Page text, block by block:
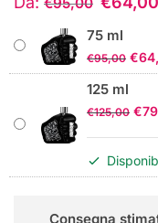
75 ml
€95,00 Il
era:
€
125 ml
€125,00 Il
era:
€
Consegna